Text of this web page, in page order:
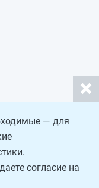
— для
согласие на